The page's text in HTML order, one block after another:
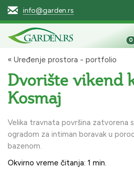
info@garden.rs
0
« Uređenje prostora - portfolio
Dvorište vikend
Kosmaj
Velika travnata površina zatvorena
ogradom za intiman boravak u
bazenom.
Okvirno vreme čitanja: 1 min.